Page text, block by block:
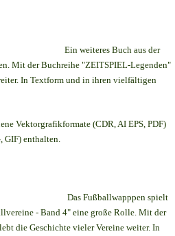
Ein weiteres Buch aus der
Mit der Buchreihe "ZEITSPIEL-Legenden"
In Textform und in ihren vielfältigen
Vektorgrafikformate (CDR, AI EPS, PDF)
GIF) enthalten.
Das Fußballwapppen spielt
- Band 4" eine große Rolle. Mit der
die Geschichte vieler Vereine weiter. In